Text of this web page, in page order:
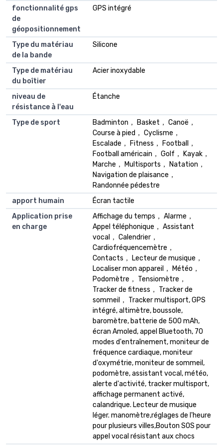
fonctionnalité gps
de
géopositionnement
GPS intégré
Type du matériau
de la bande
Silicone
Type de matériau
du boîtier
Acier inoxydable
niveau de
résistance à l'eau
Étanche
Type de sport
Badminton， Basket， Canoë，
Course à pied， Cyclisme，
Escalade， Fitness， Football，
Football américain， Golf， Kayak，
Marche， Multisports， Natation，
Navigation de plaisance，
Randonnée pédestre
apport humain
Écran tactile
Application prise
en charge
Affichage du temps， Alarme，
Appel téléphonique， Assistant
vocal， Calendrier，
Cardiofréquencemètre，
Contacts， Lecteur de musique，
Localiser mon appareil， Météo，
Podomètre， Tensiomètre，
Tracker de fitness， Tracker de
sommeil， Tracker multisport, GPS
intégré, altimètre, boussole,
baromètre, batterie de 500 mAh,
écran Amoled, appel Bluetooth, 70
modes d'entraînement, moniteur de
fréquence cardiaque, moniteur
d'oxymétrie, moniteur de sommeil,
podomètre, assistant vocal, météo,
alerte d'activité, tracker multisport,
affichage permanent activé,
calandrique. Lecteur de musique
léger. manomètre,réglages de l'heure
pour plusieurs villes,Bouton SOS pour
appel vocal résistant aux chocs